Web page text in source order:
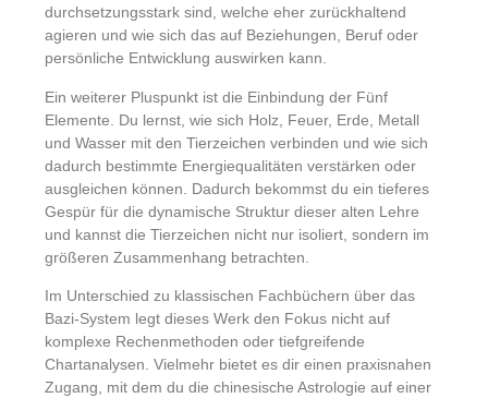
durchsetzungsstark sind, welche eher zurückhaltend
agieren und wie sich das auf Beziehungen, Beruf oder
persönliche Entwicklung auswirken kann.
Ein weiterer Pluspunkt ist die Einbindung der Fünf
Elemente. Du lernst, wie sich Holz, Feuer, Erde, Metall
und Wasser mit den Tierzeichen verbinden und wie sich
dadurch bestimmte Energiequalitäten verstärken oder
ausgleichen können. Dadurch bekommst du ein tieferes
Gespür für die dynamische Struktur dieser alten Lehre
und kannst die Tierzeichen nicht nur isoliert, sondern im
größeren Zusammenhang betrachten.
Im Unterschied zu klassischen Fachbüchern über das
Bazi-System legt dieses Werk den Fokus nicht auf
komplexe Rechenmethoden oder tiefgreifende
Chartanalysen. Vielmehr bietet es dir einen praxisnahen
Zugang, mit dem du die chinesische Astrologie auf einer